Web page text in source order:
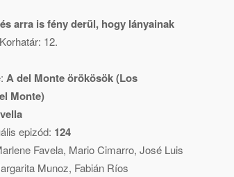
arra is fény derül, hogy lányainak
12.
A del Monte örökösök (Los
Monte)
epizód: 124
Favela, Mario Cimarro,José Luis
Munoz, Fabián Ríos